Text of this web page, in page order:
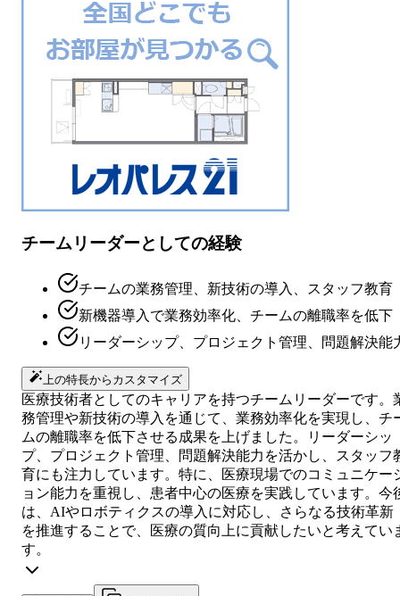
チームリーダーとしての経験
チームの業務管理、新技術の導入、スタッフ教育
新機器導入で業務効率化、チームの離職率を低下
リーダーシップ、プロジェクト管理、問題解決能
上の特長からカスタマイズ
医療技術者としてのキャリアを持つチームリーダーです。
務管理や新技術の導入を通じて、業務効率化を実現し、チ
ムの離職率を低下させる成果を上げました。リーダーシッ
プ、プロジェクト管理、問題解決能力を活かし、スタッフ
育にも注力しています。特に、医療現場でのコミュニケー
ョン能力を重視し、患者中心の医療を実践しています。今
は、AIやロボティクスの導入に対応し、さらなる技術革新
を推進することで、医療の質向上に貢献したいと考えてい
す。